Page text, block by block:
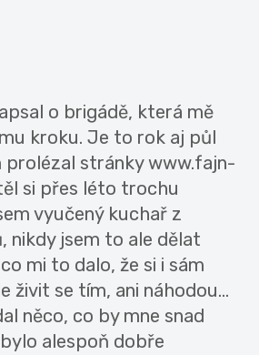
o brigádě, která mě
kroku. Je to rok aj půl
prolézal stránky www.fajn-
si přes léto trochu
vyučený kuchař z
nikdy jsem to ale dělat
mi to dalo, že si i sám
živit se tím, ani náhodou...
něco, co by mne snad
alespoň dobře